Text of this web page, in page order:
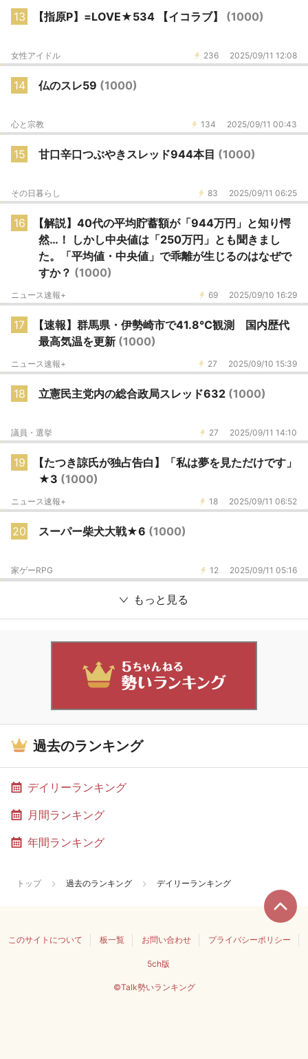
13 【指原P】=LOVE★534 【イコラブ】 (1000)
236 2025/09/11 12:08
女性アイドル
14 仏のスレ59 (1000)
134 2025/09/11 00:43
心と宗教
15 甘口辛口つぶやきスレッド944本目 (1000)
83 2025/09/11 06:25
その日暮らし
16
【解説】40代の平均貯蓄額が「944万円」と知り愕
然…！ しかし中央値は「250万円」とも聞きまし
た。「平均値・中央値」で乖離が生じるのはなぜで
すか？ (1000)
69 2025/09/10 16:29
ニュース速報+
17
【速報】群馬県・伊勢崎市で41.8℃観測 国内歴代
最高気温を更新 (1000)
27 2025/09/10 15:39
ニュース速報+
18 立憲民主党内の総合政局スレッド632 (1000)
27 2025/09/11 14:10
議員・選挙
19
【たつき諒氏が独占告白】「私は夢を見ただけです」
★3 (1000)
18 2025/09/11 06:52
ニュース速報+
20 スーパー柴犬大戦★6 (1000)
12 2025/09/11 05:16
家ゲーRPG
もっと見る
過去のランキング
デイリーランキング
月間ランキング
年間ランキング
トップ 過去のランキング デイリーランキング
このサイトについて 板一覧 お問い合わせ プライバシーポリシー
5ch版
©Talk勢いランキング